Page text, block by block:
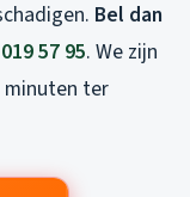
Bel dan
57 95. We zijn
minuten ter